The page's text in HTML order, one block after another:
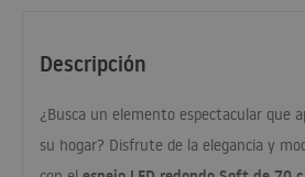
Descripción
¿Busca un elemento espectacular que
su hogar? Disfrute de la elegancia y